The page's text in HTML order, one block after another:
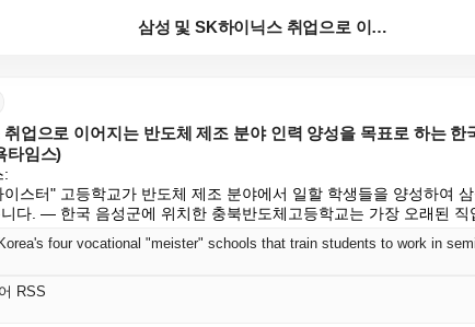
삼성 및 SK하이닉스 취업으로 이어지는 반도체 제조 분...
업으로 이어지는 반도체 제조 분야 인력 양성을 목표로 하는 한
타임스)
:
스터" 고등학교가 반도체 제조 분야에서 일할 학생들을 양성하여
다. — 한국 음성군에 위치한 충북반도체고등학교는 가장 오래된 직
RSS